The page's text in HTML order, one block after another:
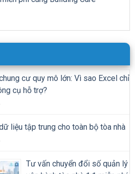
cư quy mô lớn: Vì sao Excel chỉ
cụ hỗ trợ?
liệu tập trung cho toàn bộ tòa nhà
Tư vấn chuyển đổi số quản lý